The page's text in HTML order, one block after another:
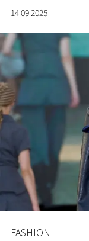
14.09.2025
FASHION